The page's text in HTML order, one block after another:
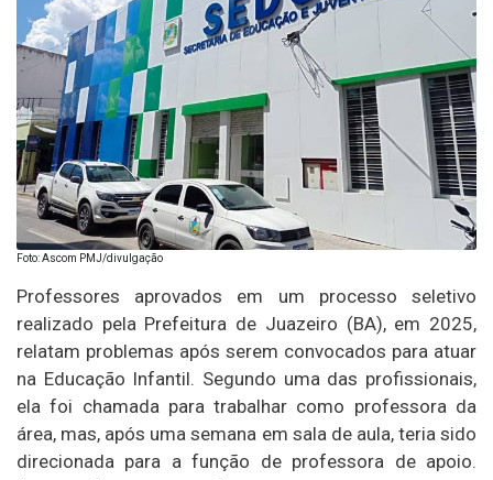
Foto: Ascom PMJ/divulgação
Professores aprovados em um processo seletivo
realizado pela Prefeitura de Juazeiro (BA), em 2025,
relatam problemas após serem convocados para atuar
na Educação Infantil. Segundo uma das profissionais,
ela foi chamada para trabalhar como professora da
área, mas, após uma semana em sala de aula, teria sido
direcionada para a função de professora de apoio.